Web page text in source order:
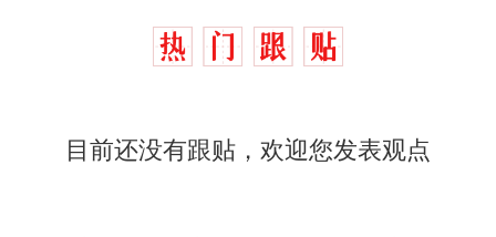
目前还没有跟贴，欢迎您发表观点